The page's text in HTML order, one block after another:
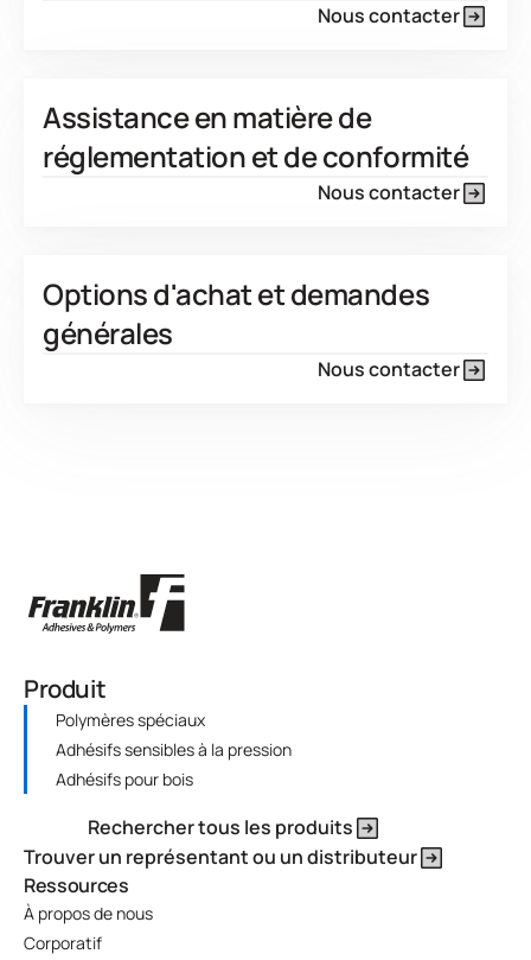
Nous contacter
Assistance en matière de
réglementation et de conformité
Nous contacter
Options d'achat et demandes
générales
Nous contacter
Produit
Polymères spéciaux
Adhésifs sensibles à la pression
Adhésifs pour bois
Rechercher tous les produits
Trouver un représentant ou un distributeur
Ressources
À propos de nous
Corporatif